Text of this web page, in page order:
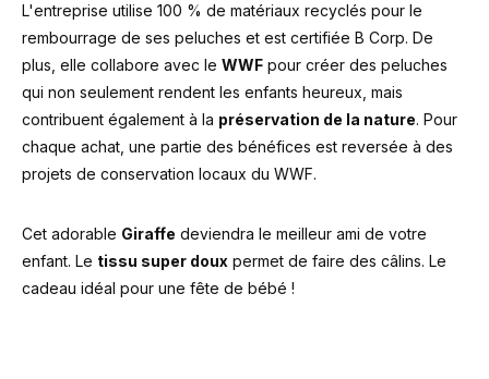
L'entreprise utilise 100 % de matériaux recyclés pour le
rembourrage de ses peluches et est certifiée B Corp. De
plus, elle collabore avec le WWF pour créer des peluches
qui non seulement rendent les enfants heureux, mais
contribuent également à la préservation de la nature. Pour
chaque achat, une partie des bénéfices est reversée à des
projets de conservation locaux du WWF.
Cet adorable Giraffe deviendra le meilleur ami de votre
enfant. Le tissu super doux permet de faire des câlins. Le
cadeau idéal pour une fête de bébé !